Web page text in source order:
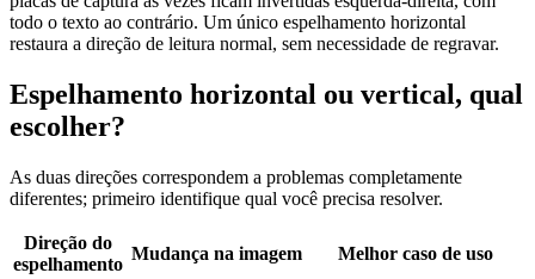
todo o texto ao contrário. Um único espelhamento horizontal
restaura a direção de leitura normal, sem necessidade de regravar.
Espelhamento horizontal ou vertical, qual
escolher?
As duas direções correspondem a problemas completamente
diferentes; primeiro identifique qual você precisa resolver.
Direção do
espelhamento
Mudança na imagem Melhor caso de uso